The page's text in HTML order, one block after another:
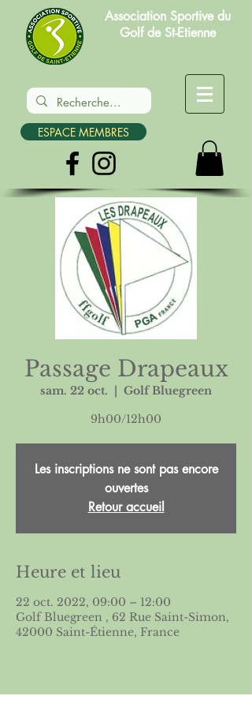
Association Sportive du
Golf de St-Etienne
ESPACE MEMBRES
Passage Drapeaux
sam. 22 oct.
Golf Bluegreen
9h00/12h00
Les inscriptions ne sont pas encore
ouvertes
Retour accueil
Heure et lieu
22 oct. 2022, 09:00 – 12:00
Golf Bluegreen , 62 Rue Saint-Simon,
42000 Saint-Étienne, France